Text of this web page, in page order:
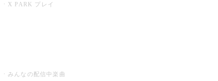
X PARK プレイ
みんなの配信中楽曲